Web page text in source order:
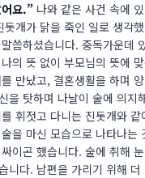
어요.” 나와 같은 사건 속에
돗개가 닭을 죽인 일로 생각
씀하셨습니다. 중독가운데
의 뜻 없이 부모님의 뜻에
만났고, 결혼생활을 하며
을 탓하며 나날이 술에 의
휘젓고 다니는 진돗개와
을 마신 모습으로 나타나
이곤 했습니다. 술에 취해
니다. 남편을 가리기 위해